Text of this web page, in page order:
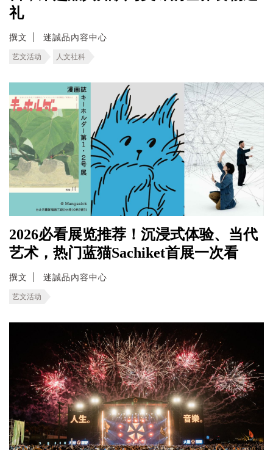
礼
撰文 迷誠品內容中心
艺文活动 人文社科
2026必看展览推荐！沉浸式体验、当代
艺术，热门蓝猫Sachiket首展一次看
撰文 迷誠品內容中心
艺文活动